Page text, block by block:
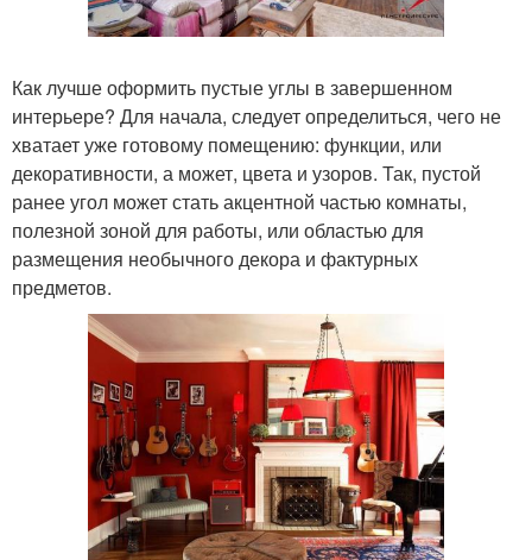
Как лучше оформить пустые углы в завершенном
интерьере? Для начала, следует определиться, чего не
хватает уже готовому помещению: функции, или
декоративности, а может, цвета и узоров. Так, пустой
ранее угол может стать акцентной частью комнаты,
полезной зоной для работы, или областью для
размещения необычного декора и фактурных
предметов.